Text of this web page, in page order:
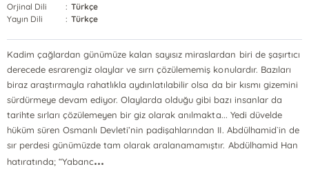
Orjinal Dili
: Türkçe
Yayın Dili
: Türkçe
Kadim çağlardan günümüze kalan sayısız miraslardan biri de şaşırtıcı
derecede esrarengiz olaylar ve sırrı çözülememiş konulardır. Bazıları
biraz araştırmayla rahatlıkla aydınlatılabilir olsa da bir kısmı gizemini
sürdürmeye devam ediyor. Olaylarda olduğu gibi bazı insanlar da
tarihte sırları çözülemeyen bir giz olarak anılmakta... Yedi düvelde
hüküm süren Osmanlı Devleti’nin padişahlarından II. Abdülhamid`in de
sır perdesi günümüzde tam olarak aralanamamıştır. Abdülhamid Han
hatıratında; “Yabanc...